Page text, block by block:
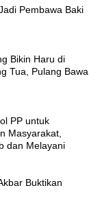
Pembawa Baki
Bikin Haru di
Tua, Pulang Bawa
PP untuk
Masyarakat,
dan Melayani
Buktikan